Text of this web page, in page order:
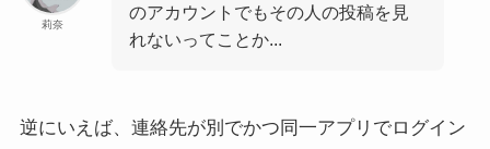
莉奈
のアカウントでもその人の投稿を見
れないってことか...
逆にいえば、連絡先が別でかつ同一アプリでログイン